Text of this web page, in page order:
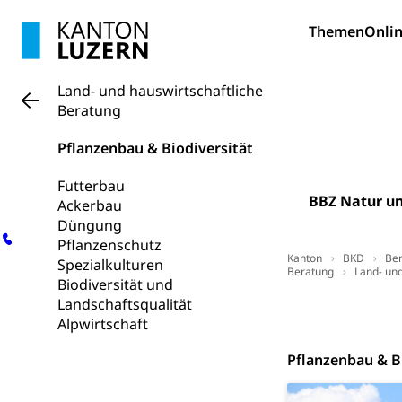
Themen
BBZ Natur
Land- und hauswirtschaftliche
Beratung
Pflanzenbau & Biodiversität
Futterbau
Ackerbau
Düngung
Pflanzenschutz
Spezialkulturen
Biodiversität und
Landschaftsqualität
Alpwirtschaft
Kanton BKD
Beratung
Land-
Pflanzenbau &
Persönliches
Geburt, Heirat,
Adoption